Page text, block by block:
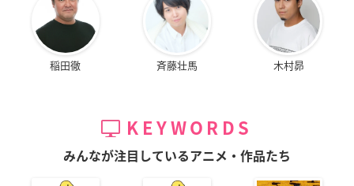
稲田徹 斉藤壮馬 木村昴
KEYWORDS
みんなが注目しているアニメ・作品たち